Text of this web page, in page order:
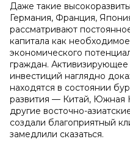
Даже такие
Германия, Франция,
рассматривают
капитала как
экономического
граждан.
инвестиций наглядно
находятся в состоянии
развития — Китай, Южная
другие восточно-
создали благоприятный
замедлили сказаться.